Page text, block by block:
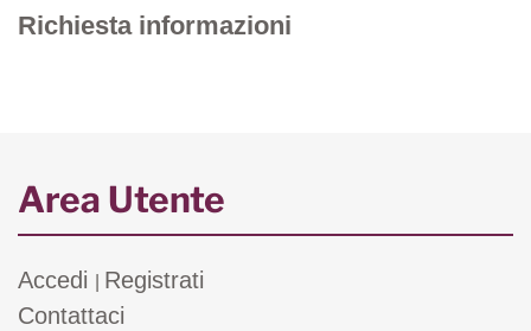
Richiesta informazioni
Area Utente
Accedi
Registrati
Contattaci